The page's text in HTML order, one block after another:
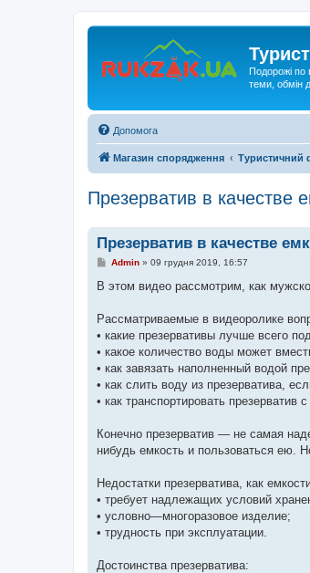
Подорожі по
теми, обмін
Допомога
Магазин спорядження Туристичний
Презерватив в качестве
Презерватив в качестве
П
в
о
л
е
н
я
Admin» 09 грудня 2019, 16:57
В этом видео рассмотрим, как
Рассматриваемые в видеоролике
• какие презервативы лучше всего
• какое количество воды может
• как завязать наполненный водой
• как слить воду из презерватива,
• как транспортировать презерватив с
Конечно презерватив — не самая
нибудь емкость и пользоваться ею.
Недостатки презерватива, как
• требует надлежащих условий
• условно—многоразовое изделие;
• трудность при эксплуатации.
Достоинства презерватива: